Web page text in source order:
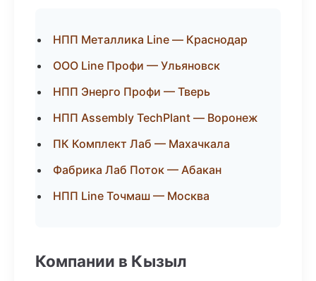
НПП Металлика Line — Краснодар
ООО Line Профи — Ульяновск
НПП Энерго Профи — Тверь
НПП Assembly TechPlant — Воронеж
ПК Комплект Лаб — Махачкала
Фабрика Лаб Поток — Абакан
НПП Line Точмаш — Москва
Компании в Кызыл